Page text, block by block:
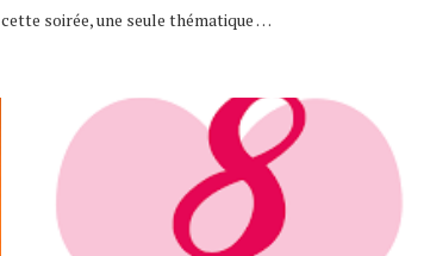
cette soirée, une seule thématique …